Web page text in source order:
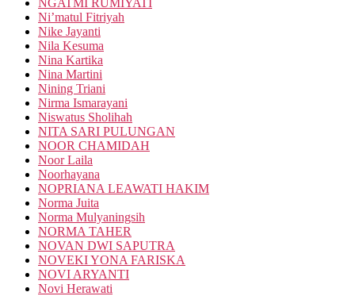
NGATMI RUMIYATI
Ni’matul Fitriyah
Nike Jayanti
Nila Kesuma
Nina Kartika
Nina Martini
Nining Triani
Nirma Ismarayani
Niswatus Sholihah
NITA SARI PULUNGAN
NOOR CHAMIDAH
Noor Laila
Noorhayana
NOPRIANA LEAWATI HAKIM
Norma Juita
Norma Mulyaningsih
NORMA TAHER
NOVAN DWI SAPUTRA
NOVEKI YONA FARISKA
NOVI ARYANTI
Novi Herawati